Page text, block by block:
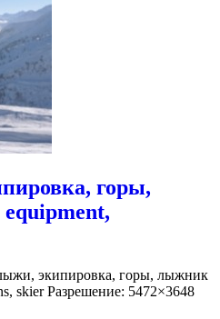
горы,
экипировка, горы, лыжник
skier Разрешение: 5472×3648